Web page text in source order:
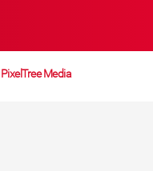
PixelTree Media